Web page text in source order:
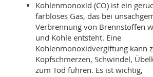
Kohlenmonoxid (CO) ist ein
farbloses Gas, das bei
Verbrennung von Brennstoffen
und Kohle entsteht. Eine
Kohlenmonoxidvergiftung kann
Kopfschmerzen, Schwindel,
zum Tod führen. Es ist wichtig,